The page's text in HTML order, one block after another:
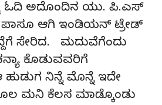
ಓದಿ ಅದೊಂದಿನ ಯು. ಪಿ.ಎಸ್
ಪಾಸೂ ಆಗಿ ಇಂಡಿಯನ್ ಟ್ರೇಡ್
ಸೇರಿದ. ಮದುವೆಗೆಂದು
ಕೊಡುವವರಿಗೆ
ನಿನ್ನೆ ಮೊನ್ನೆ ಇದೇ
ಮನಿ ಕೆಲಸ ಮಾಡ್ಕೊಂಡು